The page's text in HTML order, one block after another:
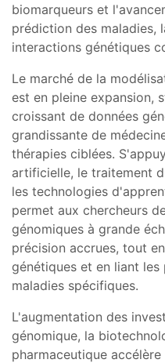
biomarqueurs et
prédiction des maladies,
interactions génétiques
Le marché de la
est en pleine expansion,
croissant de données
grandissante de
thérapies ciblées.
artificielle, le traitement
les technologies
permet aux chercheurs
génomiques à grande
précision accrues, tout
génétiques et en liant
maladies spécifiques.
L'augmentation des
génomique, la
pharmaceutique